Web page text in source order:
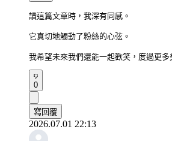
讀這篇文章時，我深有同感。
它真切地觸動了粉絲的心弦。
我希望未來我們還能一起歡笑，度過更多
0
寫回覆
2026.07.01 22:13